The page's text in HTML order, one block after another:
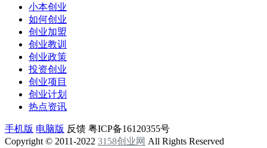
小本创业
如何创业
创业加盟
创业教训
创业政策
投资创业
创业项目
创业计划
热点资讯
手机版 电脑版 反馈 粤ICP备16120355号
Copyright © 2011-2022 3158创业网 All Rights Reserved